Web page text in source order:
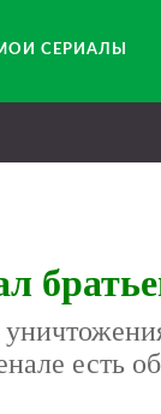
СЕРИАЛЫ
есть